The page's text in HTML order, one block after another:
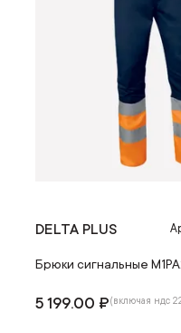
DELTA PLUS
Брюки сигнальные
5 199.00 ₽(включая ндс